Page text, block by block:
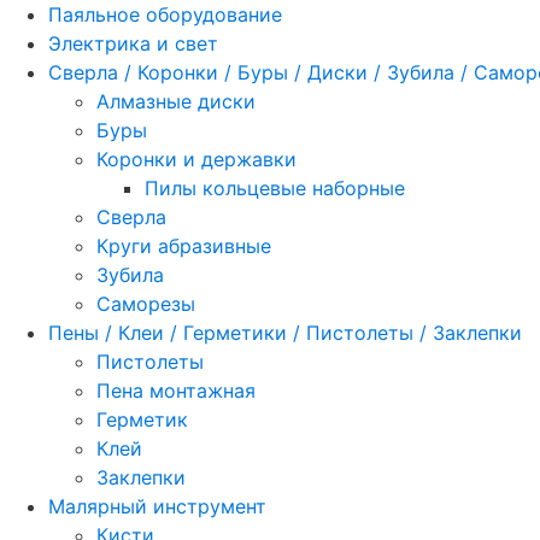
Паяльное оборудование
Электрика и свет
Сверла / Коронки / Буры / Диски / Зубила /
Алмазные диски
Буры
Коронки и державки
Пилы кольцевые наборные
Сверла
Круги абразивные
Зубила
Саморезы
Пены / Клеи / Герметики / Пистолеты / Заклепки
Пистолеты
Пена монтажная
Герметик
Клей
Заклепки
Малярный инструмент
Кисти